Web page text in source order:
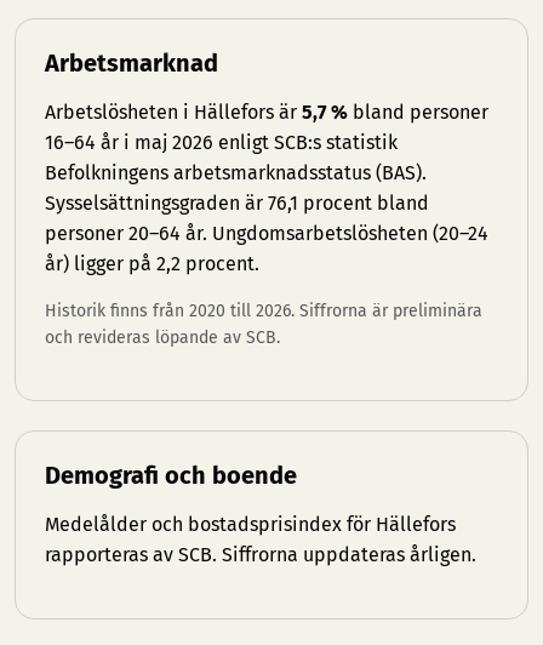
Arbetsmarknad
Arbetslösheten i Hällefors är 5,7 % bland personer
16–64 år i maj 2026 enligt SCB:s statistik
Befolkningens arbetsmarknadsstatus (BAS).
Sysselsättningsgraden är 76,1 procent bland
personer 20–64 år. Ungdomsarbetslösheten (20–24
år) ligger på 2,2 procent.
Historik finns från 2020 till 2026. Siffrorna är preliminära
och revideras löpande av SCB.
Demografi och boende
Medelålder och bostadsprisindex för Hällefors
rapporteras av SCB. Siffrorna uppdateras årligen.